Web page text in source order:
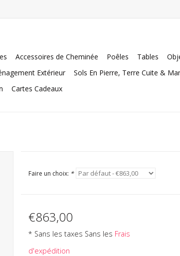
Accessoires de Cheminée Poêles Tables
Extérieur
Sols En Pierre, Terre Cuite &
Cartes Cadeaux
Faire un choix: *
€863,00
* Sans les taxes Sans les Frais
d'expédition